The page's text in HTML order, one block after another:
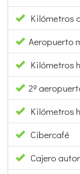
Kilómetros a
Aeropuerto
Kilómetros
2ª
Kilómetros
Cibercafé
Cajero